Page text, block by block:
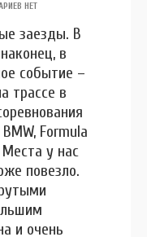
НЕТ
заезды. В
в
событие –
трассе в
Formula
у нас
повезло.
и очень